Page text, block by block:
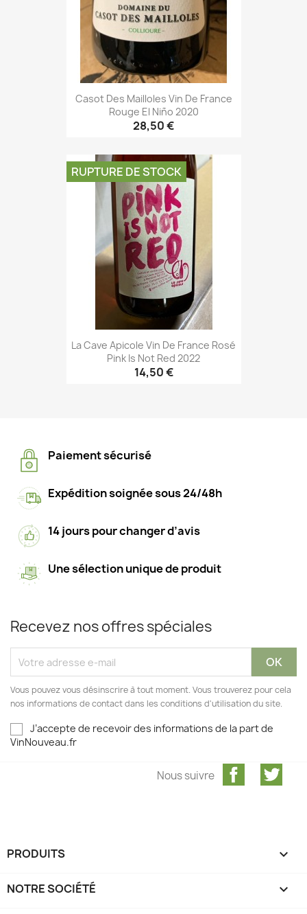
Casot Des Mailloles Vin De France
Rouge El Niño 2020
28,50 €
La Cave Apicole Vin De France Rosé
Pink Is Not Red 2022
14,50 €
RUPTURE DE STOCK
Paiement sécurisé
Expédition soignée sous 24/48h
14 jours pour changer d’avis
Une sélection unique de produit
Recevez nos offres spéciales
Vous pouvez vous désinscrire à tout moment. Vous trouverez pour cela
nos informations de contact dans les conditions d'utilisation du site.
J’accepte de recevoir des informations de la part de
VinNouveau.fr
Facebook
Nous suivre
PRODUITS 
NOTRE SOCIÉTÉ 